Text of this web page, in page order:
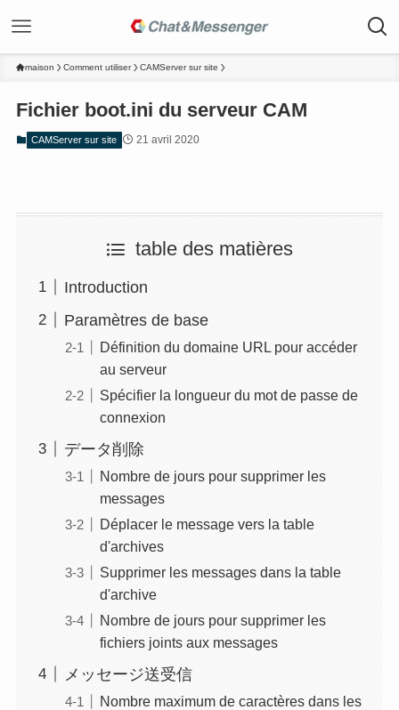
maison Comment utiliser CAMServer sur site
Fichier boot.ini du serveur CAM
CAMServer sur site 21 avril 2020
table des matières
Introduction
Paramètres de base
Définition du domaine URL pour accéder
au serveur
Spécifier la longueur du mot de passe de
connexion
データ削除
Nombre de jours pour supprimer les
messages
Déplacer le message vers la table
d'archives
Supprimer les messages dans la table
d'archive
Nombre de jours pour supprimer les
fichiers joints aux messages
メッセージ送受信
Nombre maximum de caractères dans les